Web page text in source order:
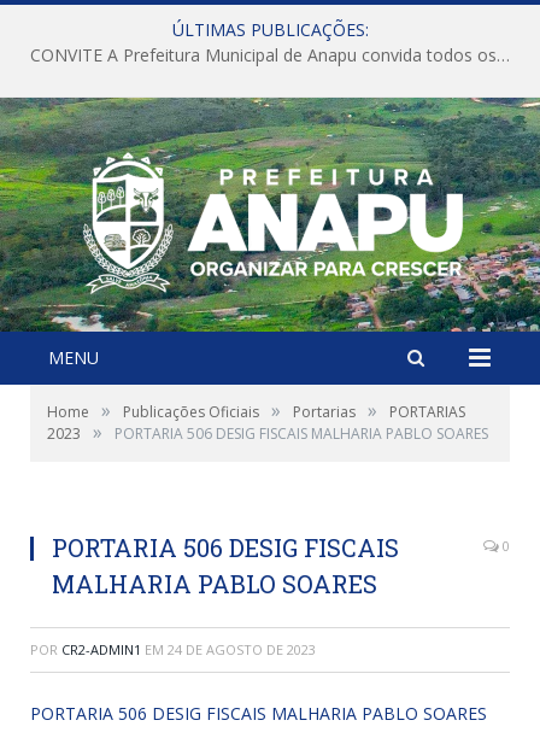
ÚLTIMAS PUBLICAÇÕES:
CONVITE A Prefeitura Municipal de Anapu convida todos os servidores públicos municipais para participarem da Audiência Pública de discussão da Lei de Diretrizes Orçamentárias (LDO), importante instrumento de planejamento das ações e investimentos da Administração Pública para o próximo exercício financeiro.
MENU
Home » Publicações Oficiais » Portarias »
PORTARIAS
2023
» PORTARIA 506 DESIG FISCAIS MALHARIA PABLO SOARES
PORTARIA 506 DESIG FISCAIS
MALHARIA PABLO SOARES
0
POR CR2-ADMIN1 EM 24 DE AGOSTO DE 2023
PORTARIA 506 DESIG FISCAIS MALHARIA PABLO SOARES